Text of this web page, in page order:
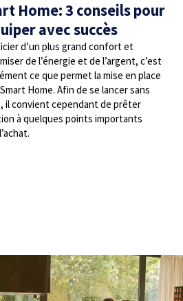
Home: 3 conseils pour
avec succès
d’un plus grand confort et
de l’énergie et de l’argent, c’est
ce que permet la mise en place
Home. Afin de se lancer sans
il convient cependant de prêter
à quelques points importants